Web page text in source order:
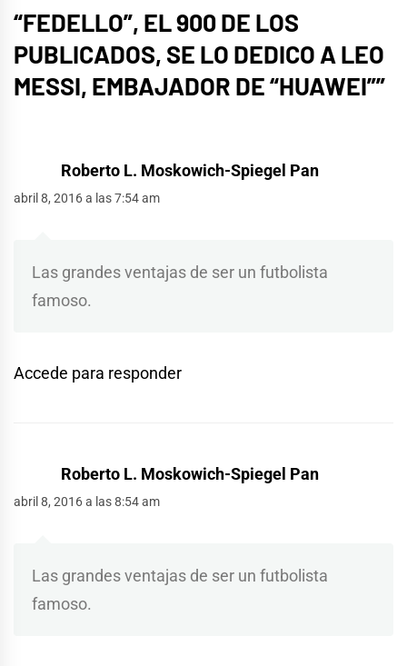
“FEDELLO”, EL 900 DE LOS
PUBLICADOS, SE LO DEDICO A LEO
MESSI, EMBAJADOR DE “HUAWEI””
Roberto L. Moskowich-Spiegel Pan
abril 8, 2016 a las 7:54 am
Las grandes ventajas de ser un futbolista
famoso.
Accede para responder
Roberto L. Moskowich-Spiegel Pan
abril 8, 2016 a las 8:54 am
Las grandes ventajas de ser un futbolista
famoso.